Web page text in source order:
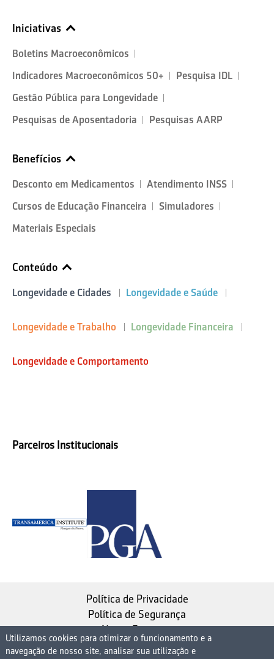
Iniciativas
Boletins Macroeconômicos
Indicadores Macroeconômicos 50+
Pesquisa IDL
Gestão Pública para Longevidade
Pesquisas de Aposentadoria
Pesquisas AARP
Benefícios
Desconto em Medicamentos
Atendimento INSS
Cursos de Educação Financeira
Simuladores
Materiais Especiais
Conteúdo
Longevidade e Cidades Longevidade e Saúde
Longevidade e Trabalho Longevidade Financeira
Longevidade e Comportamento
Parceiros Institucionais
Política de Privacidade
Política de Segurança
Nosso Estatuto
Utilizamos cookies para otimizar o funcionamento e a
navegação de nosso site, analisar sua utilização e